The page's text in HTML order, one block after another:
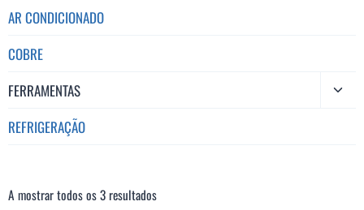
AR CONDICIONADO
COBRE
FERRAMENTAS
REFRIGERAÇÃO
A mostrar todos os 3 resultados